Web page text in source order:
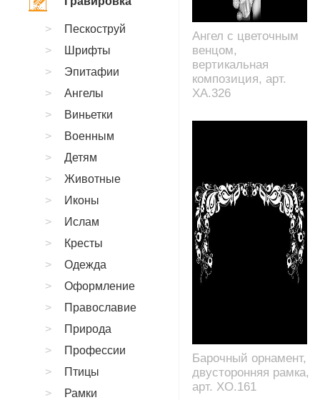
Ангел с цветочным
венцом,
вертикальная
композиция, арт.
XA.326
Барочный орнамент,
двусторонняя рамка,
арт. XO.161
Пескоструй
Шрифты
Эпитафии
Ангелы
Виньетки
Военным
Детям
Животные
Иконы
Ислам
Кресты
Одежда
Оформление
Православие
Природа
Профессии
Птицы
Рамки